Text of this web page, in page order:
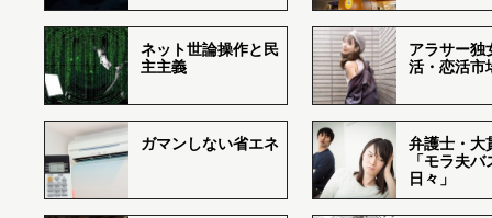
ネット世論操作と民
主主義
アラサー独
活・恋活市
ガマンしない省エネ
弁護士・大
「モラ夫
日々」